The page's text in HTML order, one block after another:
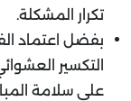
تكرار المشكلة.
بفضل اعتماد
التكسير
على سلامة